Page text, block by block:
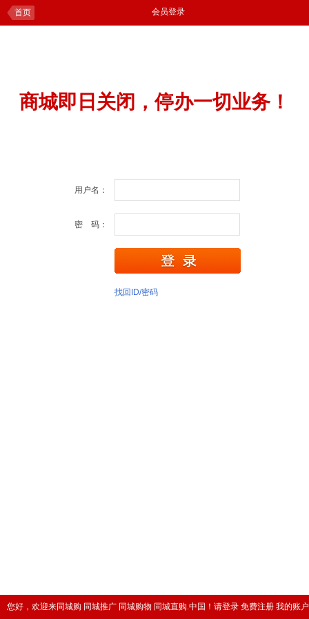
您好，欢迎来同城购 同城推广 同城购物 同城直购.中国！ 请登录 免费注册 我的账户
首页 会员登录
商城即日关闭，停办一切业务！
用户名：
密 码：
找回ID/密码